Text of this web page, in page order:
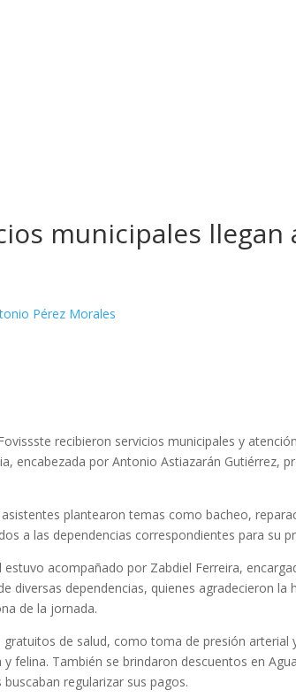
municipales
Pérez Morales
recibieron servicios municipales y
encabezada por Antonio Astiazarán Gutiérrez,
plantearon temas como bacheo,
a las dependencias correspondientes para su
estuvo acompañado por Zabdiel Ferreira,
diversas dependencias, quienes agradecieron la
de la jornada.
gratuitos de salud, como toma de presión arterial
y felina. También se brindaron descuentos en
regularizar sus pagos.